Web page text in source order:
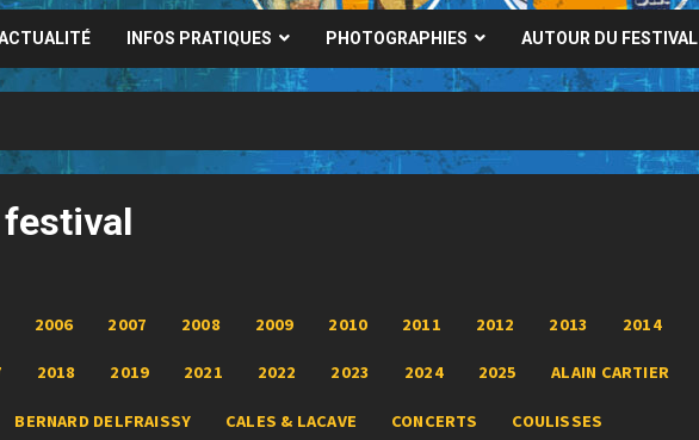
INFOS PRATIQUES PHOTOGRAPHIES AUTOUR DU FESTIVAL
2006 2007 2008 2009 2010 2011 2012 2013 2014
2018 2019 2021 2022 2023 2024 2025 ALAIN CARTIER
BERNARD DELFRAISSY CALES & LACAVE CONCERTS COULISSES